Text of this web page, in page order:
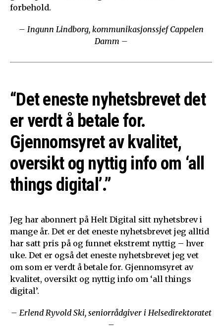
forbehold.
– Ingunn Lindborg, kommunikasjonssjef Cappelen
Damm –
“Det eneste nyhetsbrevet det
er verdt å betale for.
Gjennomsyret av kvalitet,
oversikt og nyttig info om ‘all
things digital’.”
Jeg har abonnert på Helt Digital sitt nyhetsbrev i
mange år. Det er det eneste nyhetsbrevet jeg alltid
har satt pris på og funnet ekstremt nyttig – hver
uke. Det er også det eneste nyhetsbrevet jeg vet
om som er verdt å betale for. Gjennomsyret av
kvalitet, oversikt og nyttig info om ‘all things
digital’.
– Erlend Ryvold Ski, seniorrådgiver i Helsedirektoratet
–